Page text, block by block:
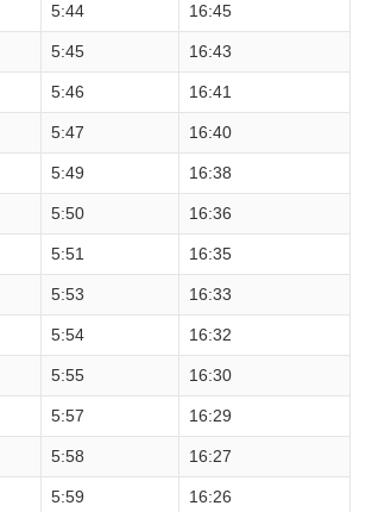
5:44 16:45
5:45 16:43
5:46 16:41
5:47 16:40
5:49 16:38
5:50 16:36
5:51 16:35
5:53 16:33
5:54 16:32
5:55 16:30
5:57 16:29
5:58 16:27
5:59 16:26